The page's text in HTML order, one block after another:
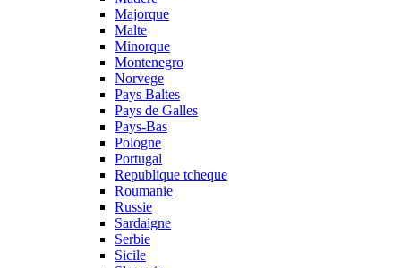
Majorque
Malte
Minorque
Montenegro
Norvege
Pays Baltes
Pays de Galles
Pays-Bas
Pologne
Portugal
Republique tcheque
Roumanie
Russie
Sardaigne
Serbie
Sicile